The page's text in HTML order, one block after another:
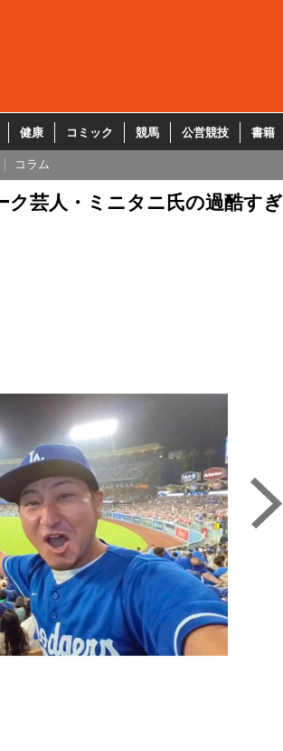
健康 コミック 競馬 公営競技 書籍
コラム
ク芸人・ミニタニ氏の過酷すぎ